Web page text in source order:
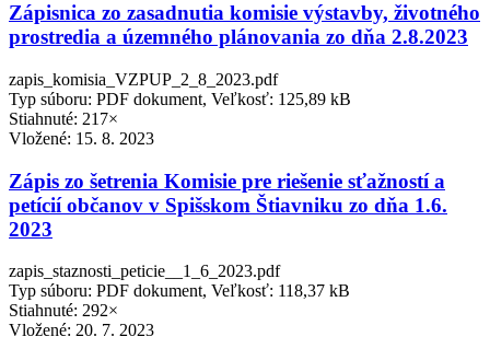
Zápisnica zo zasadnutia komisie výstavby, životného
prostredia a územného plánovania zo dňa 2.8.2023
zapis_komisia_VZPUP_2_8_2023.pdf
Typ súboru: PDF dokument, Veľkosť: 125,89 kB
Stiahnuté: 217×
Vložené: 15. 8. 2023
Zápis zo šetrenia Komisie pre riešenie sťažností a
petícií občanov v Spišskom Štiavniku zo dňa 1.6.
2023
zapis_staznosti_peticie__1_6_2023.pdf
Typ súboru: PDF dokument, Veľkosť: 118,37 kB
Stiahnuté: 292×
Vložené: 20. 7. 2023